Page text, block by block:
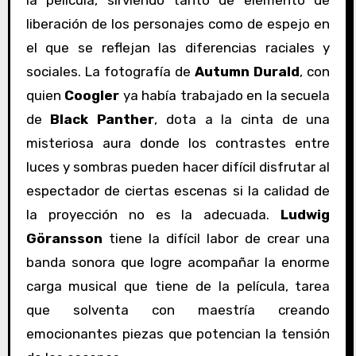
a
y
liberación de los personajes como de espejo en
el que se reflejan las diferencias raciales y
sociales. La fotografía deAutumn Durald, con
quien Coogler ya había trabajado en la secuela
de Black Panther, dota a la cinta de una
misteriosa aura donde los contrastes entre
luces y sombras pueden hacer difícil disfrutar al
espectador de ciertas escenas si la calidad de
la proyección no es la adecuada. Ludwig
Göransson tiene la difícil labor de crear una
banda sonora que logre acompañar la enorme
carga musical que tiene de la película, tarea
que solventa con maestría creando
emocionantes piezas que potencian la tensión